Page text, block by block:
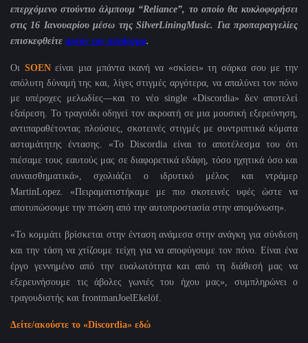
επερχόμενο στούντιο άλμπουμ “Reliance”, το οποίο θα κυκλοφορήσει
στις 16 Ιανουαρίου μέσω τηςSilverLiningMusic. Για προπαραγγελίες
επισκεφθείτε αυτόν τον σύνδεσμο.
Οι SOEN είναι μια μπάντα ικανή να «σκίσει» τη σάρκα σου με την
απόλυτη δύναμή της και, λίγες στιγμές αργότερα, να απαλύνει τον πόνο
με υπέροχες μελωδίες—και το νέο single«Discordia» δεν αποτελεί
εξαίρεση. Το τραγούδι οδηγεί τον ακροατή σε μια μουσική εξερεύνηση,
αντιπαραθέτοντας πλούσιες, σκοτεινές στιγμές με συντριπτικά κύματα
ασταμάτητης έντασης. «Το Discordiaείναι το αποτέλεσμα του ότι
πιέσαμε τους εαυτούς μας σε διαφορετικά εδάφη, τόσο ηχητικά όσο και
συναισθηματικά», σχολιάζει ο ιδρυτικό μέλος και ντράμερ
MartinLopez. «Πειραματιστήκαμε με πιο σκοτεινές υφές ώστε να
αποτυπώσουμε την πτώση από την αυτοπροστασία στην απομόνωση».
«Το κομμάτι βρίσκεται στην ένταση ανάμεσα στην ανάγκη για σύνδεση
και την τάση να χτίζουμε τείχη για να αποφύγουμε τον πόνο. Είναι ένα
έργο γεννημένο από την ευαλωτότητα και από τη διάθεσή μας να
εξερευνήσουμε τις άβολες γωνιές του ήχου μας», συμπληρώνει ο
τραγουδιστής και frontmanJoelEkelöf.
Δείτε/ακούστε το «Discordia» εδώ